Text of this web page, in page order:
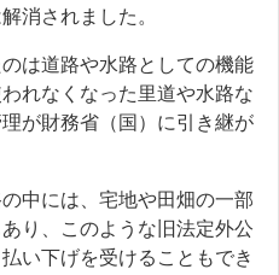
消されました。
は道路や水路としての機能
れなくなった里道や水路な
が財務省（国）に引き継が
中には、宅地や田畑の一部
り、このような旧法定外公
い下げを受けることもでき